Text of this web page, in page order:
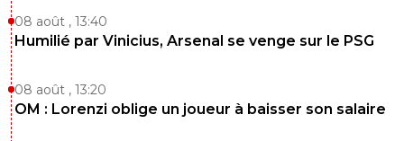
08 août , 13:40
Humilié par Vinicius, Arsenal se venge sur le PSG
08 août , 13:20
OM : Lorenzi oblige un joueur à baisser son salaire